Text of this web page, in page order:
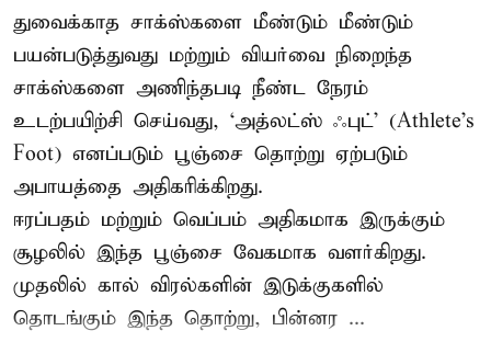
துவைக்காத சாக்ஸ்களை மீண்டும் மீண்டும்
பயன்படுத்துவது மற்றும் வியர்வை நிறைந்த
சாக்ஸ்களை அணிந்தபடி நீண்ட நேரம்
உடற்பயிற்சி செய்வது, ‘அத்லட்ஸ் ஃபுட்’ (Athlete's
Foot) எனப்படும் பூஞ்சை தொற்று ஏற்படும்
அபாயத்தை அதிகரிக்கிறது.
ஈரப்பதம் மற்றும் வெப்பம் அதிகமாக இருக்கும்
சூழலில் இந்த பூஞ்சை வேகமாக வளர்கிறது.
முதலில் கால் விரல்களின் இடுக்குகளில்
தொடங்கும் இந்த தொற்று, பின்னர ...